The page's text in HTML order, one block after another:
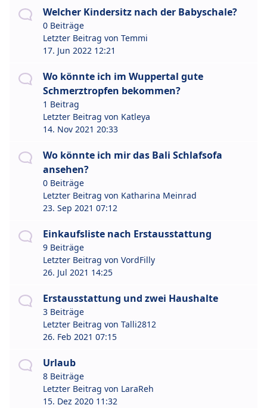
Welcher Kindersitz nach der Babyschale?
0 Beiträge
Letzter Beitrag von Temmi
17. Jun 2022 12:21
Wo könnte ich im Wuppertal gute
Schmerztropfen bekommen?
1 Beitrag
Letzter Beitrag von Katleya
14. Nov 2021 20:33
Wo könnte ich mir das Bali Schlafsofa
ansehen?
0 Beiträge
Letzter Beitrag von Katharina Meinrad
23. Sep 2021 07:12
Einkaufsliste nach Erstausstattung
9 Beiträge
Letzter Beitrag von VordFilly
26. Jul 2021 14:25
Erstausstattung und zwei Haushalte
3 Beiträge
Letzter Beitrag von Talli2812
26. Feb 2021 07:15
Urlaub
8 Beiträge
Letzter Beitrag von LaraReh
15. Dez 2020 11:32